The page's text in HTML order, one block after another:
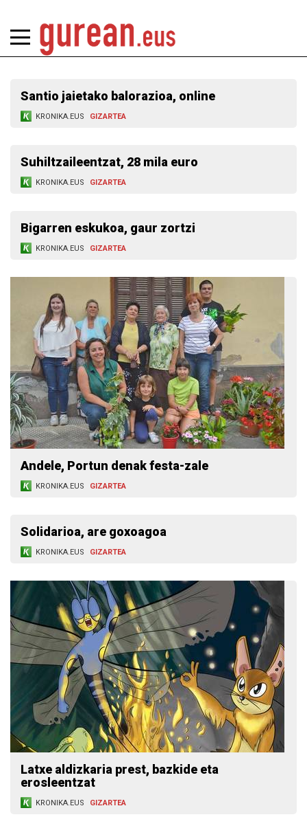
Santio jaietako balorazioa, online
KRONIKA.EUS GIZARTEA
Suhiltzaileentzat, 28 mila euro
KRONIKA.EUS GIZARTEA
Bigarren eskukoa, gaur zortzi
KRONIKA.EUS GIZARTEA
Andele, Portun denak festa-zale
KRONIKA.EUS GIZARTEA
Solidarioa, are goxoagoa
KRONIKA.EUS GIZARTEA
Latxe aldizkaria prest, bazkide eta
erosleentzat
KRONIKA.EUS GIZARTEA